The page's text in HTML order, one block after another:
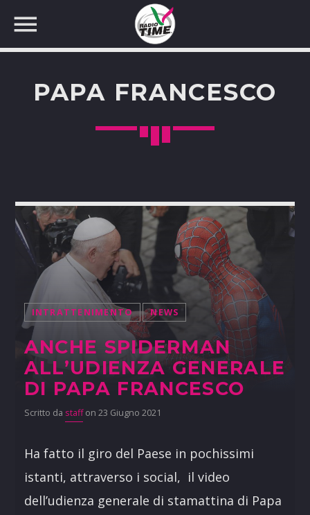
PAPA FRANCESCO
INTRATTENIMENTO NEWS
ANCHE SPIDERMAN
ALL’UDIENZA GENERALE
DI PAPA FRANCESCO
Scritto da staffon 23 Giugno 2021
Ha fatto il giro del Paese in pochissimi
istanti, attraverso i social, il video
dell’udienza generale di stamattina di Papa